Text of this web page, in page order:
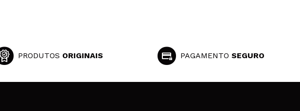
PRODUTOS ORIGINAIS PAGAMENTOSEGURO